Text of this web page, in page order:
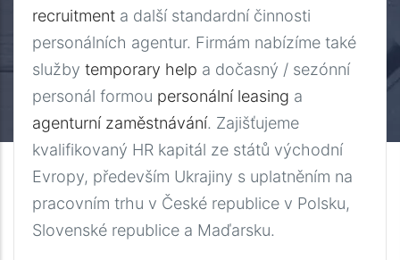
recruitment a další standardní činnosti
personálních agentur. Firmám nabízíme také
služby temporary help a dočasný / sezónní
personál formou personální leasing a
agenturní zaměstnávání. Zajišťujeme
kvalifikovaný HR kapitál ze států východní
Evropy, především Ukrajiny s uplatněním na
pracovním trhu v České republice v Polsku,
Slovenské republice a Maďarsku.